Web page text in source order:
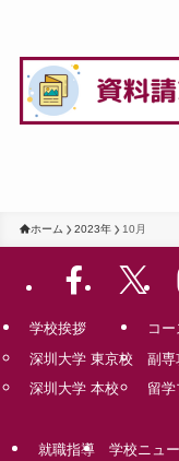
ホーム 2023年 10月
学校挨拶
深圳大学 東京校
深圳大学 本校
コ
副専
留
就職指導
学校ニュ